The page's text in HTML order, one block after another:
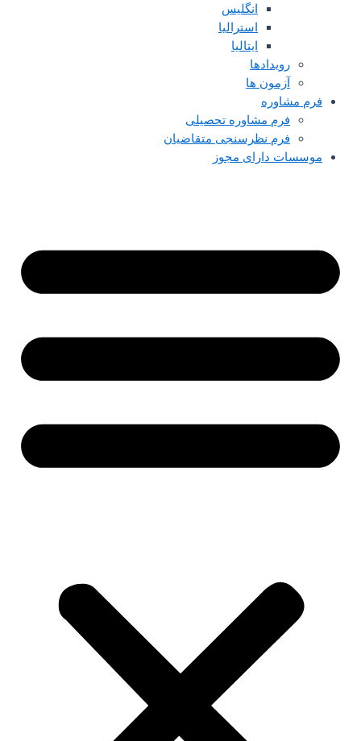
انگلیس
استرالیا
ایتالیا
رویدادها
آزمون ها
فرم مشاوره
فرم مشاوره تحصیلی
فرم نظرسنجی متقاضیان
موسسات دارای مجوز